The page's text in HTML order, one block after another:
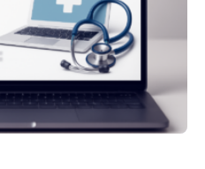
des Körpers
keinen bewussten